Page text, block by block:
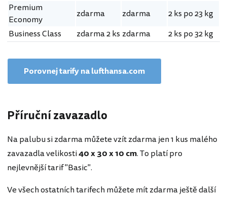
Premium
Economy
zdarma zdarma
2 ks po 23 kg
Business Class
zdarma 2 ks zdarma 2 ks po 32 kg
Porovnej tarify na lufthansa.com
Příruční zavazadlo
Na palubu si zdarma můžete vzít zdarma jen 1 kus malého
zavazadla velikosti40 x 30 x 10 cm. To platí pro
nejlevnější tarif "Basic".
Ve všech ostatních tarifech můžete mít zdarma ještě další